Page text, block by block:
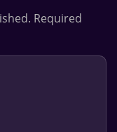
Required